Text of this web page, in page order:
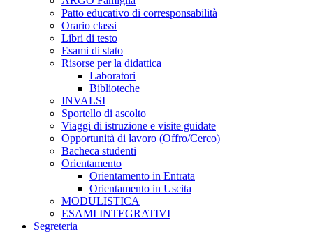
Patto educativo di corresponsabilità
Orario classi
Libri di testo
Esami di stato
Risorse per la didattica
Laboratori
Biblioteche
INVALSI
Sportello di ascolto
Viaggi di istruzione e visite guidate
Opportunità di lavoro (Offro/Cerco)
Bacheca studenti
Orientamento
Orientamento in Entrata
Orientamento in Uscita
MODULISTICA
ESAMI INTEGRATIVI
Segreteria